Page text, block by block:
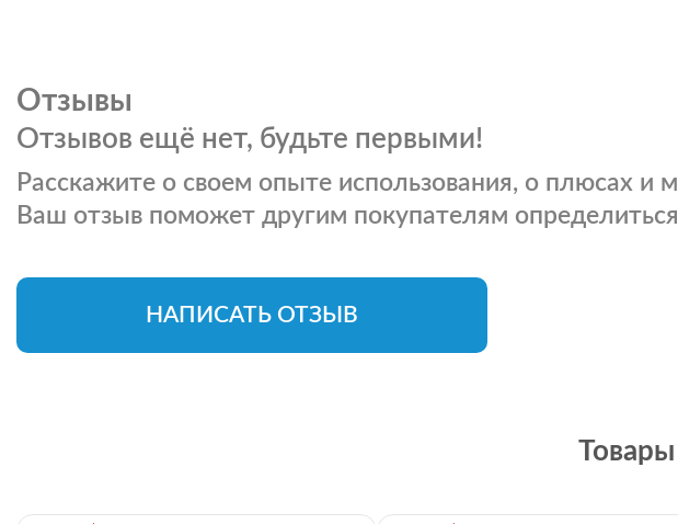
Отзывы
Отзывов ещё нет, будьте первыми!
Расскажите о своем опыте использования, о плюсах и
Ваш отзыв поможет другим покупателям
НАПИСАТЬ ОТЗЫВ